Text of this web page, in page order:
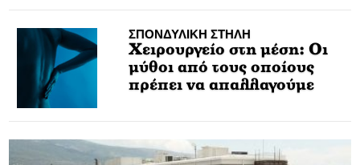
ΣΠΟΝΔΥΛΙΚΗ ΣΤΗΛΗ
Χειρουργείο στη μέση: Οι
μύθοι από τους οποίους
πρέπει να απαλλαγούμε